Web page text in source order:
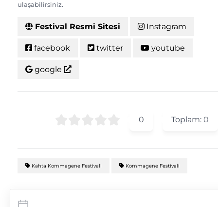
ulaşabilirsiniz.
Festival Resmi Sitesi Instagram
facebook twitter youtube
google
0 Toplam: 0
Kahta Kommagene Festivali Kommagene Festivali